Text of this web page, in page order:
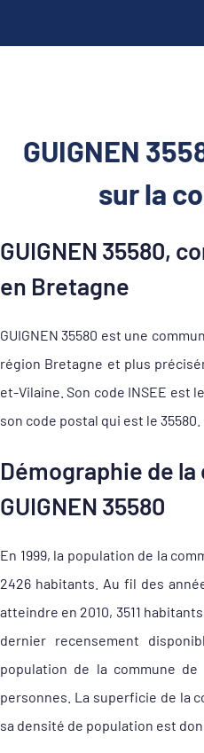
GUIGNEN
sur la
GUIGNEN 35580,
en Bretagne
GUIGNEN 35580 est une
région Bretagne et plus
et-Vilaine. Son code INSEE est
son code postal qui est le 35580.
Démographie de
GUIGNEN 35580
En 1999, la population de la
2426 habitants. Au fil des
atteindre en 2010, 3511
dernier recensement
population de la commune de
personnes. La superficie de la
sa densité de population est